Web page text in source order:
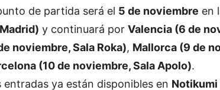
de partida será el 5 de noviembre en
y continuará por Valencia (6 de
noviembre, Sala Roka), Mallorca (9 de
(10 de noviembre, Sala Apolo).
entradas ya están disponibles en Notikumi